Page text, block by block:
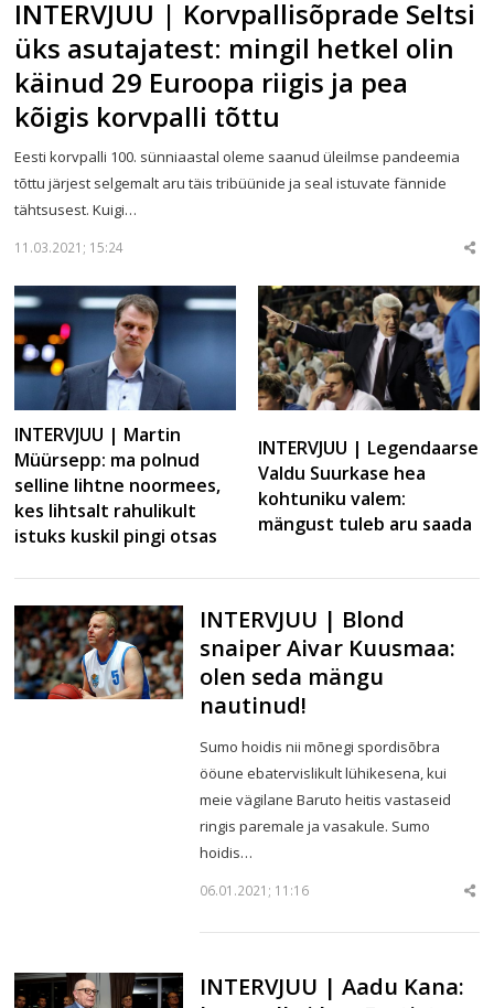
INTERVJUU | Korvpallisõprade Seltsi
üks asutajatest: mingil hetkel olin
käinud 29 Euroopa riigis ja pea
kõigis korvpalli tõttu
Eesti korvpalli 100. sünniaastal oleme saanud üleilmse pandeemia
tõttu järjest selgemalt aru täis tribüünide ja seal istuvate fännide
tähtsusest. Kuigi…
11.03.2021; 15:24
INTERVJUU | Martin
Müürsepp: ma polnud
selline lihtne noormees,
kes lihtsalt rahulikult
istuks kuskil pingi otsas
INTERVJUU | Legendaarse
Valdu Suurkase hea
kohtuniku valem:
mängust tuleb aru saada
INTERVJUU | Blond
snaiper Aivar Kuusmaa:
olen seda mängu
nautinud!
Sumo hoidis nii mõnegi spordisõbra
ööune ebatervislikult lühikesena, kui
meie vägilane Baruto heitis vastaseid
ringis paremale ja vasakule. Sumo
hoidis…
06.01.2021; 11:16
INTERVJUU | Aadu Kana: